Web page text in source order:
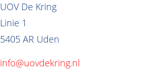
UOV De Kring
Linie 1
5405 AR Uden
info@uovdekring.nl